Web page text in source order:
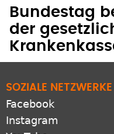
Bundestag
der
SOZIALE NETZWERKE
Facebook
Instagram